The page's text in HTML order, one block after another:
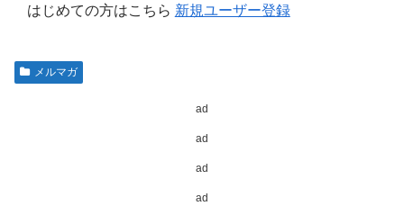
はじめての方はこちら 新規ユーザー登録
メルマガ
ad
ad
ad
ad